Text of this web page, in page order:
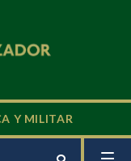
Y MILITAR